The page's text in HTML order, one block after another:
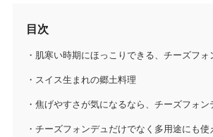
目次
肌寒い時期にほっこりできる、チーズフォ
スイス生まれの郷土料理
焦げやすさが気になるなら、チーズフォン
チーズフォンデュだけでなく多用途にも使